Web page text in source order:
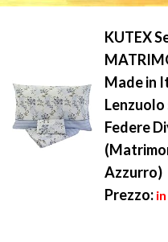
KUTEX
Made in
Federe
Azzurro)
Prezzo: